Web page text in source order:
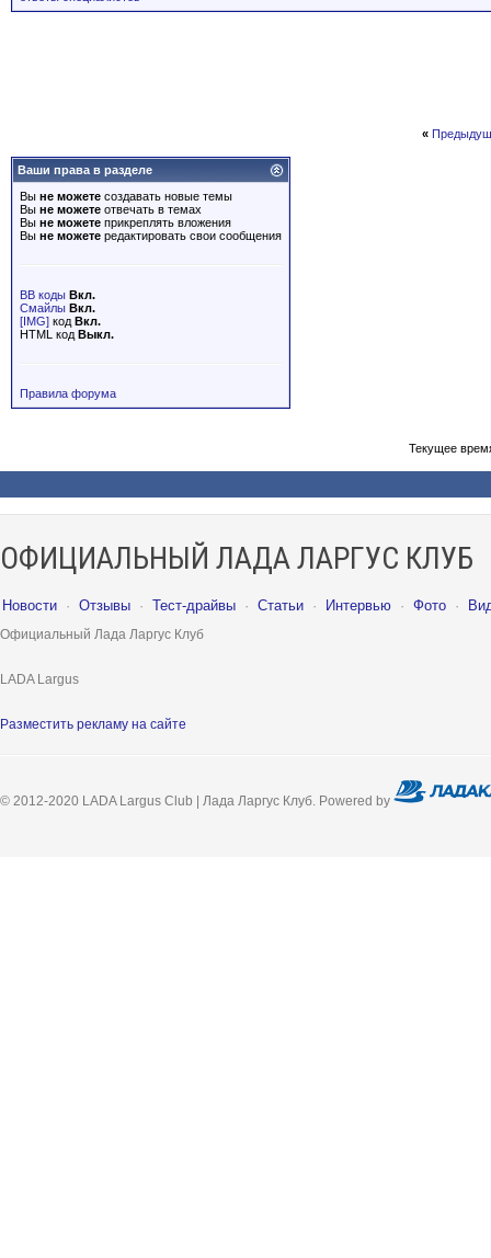
«
Ваши права в разделе
Вы не можете создавать новые темы
Вы не можете отвечать в темах
Вы не можете прикреплять вложения
Вы не можете редактировать свои сообщения
BB коды Вкл.
Смайлы Вкл.
[IMG] код Вкл.
HTML код Выкл.
Правила форума
Текущее
ОФИЦИАЛЬНЫЙ ЛАДА ЛАРГУС КЛУБ
Новости · Отзывы · Тест-драйвы · Статьи · Интервью · Фото ·
Официальный Лада Ларгус Клуб
LADA Largus
Разместить рекламу на сайте
© 2012-2020 LADA Largus Club | Лада Ларгус Клуб. Powered by